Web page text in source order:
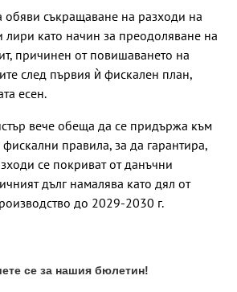
обяви съкращаване на разходи на
лири като начин за преодоляване на
причинен от повишаването на
след първия ѝ фискален план,
есен.
вече обеща да се придържа към
правила, за да гарантира,
се покриват от данъчни
дълг намалява като дял от
до 2029-2030 г.